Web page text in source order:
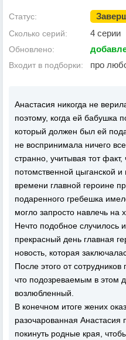
Статус:
Сколько серий: 4 серии
Обновлено:
Входит в подборки: про
Анастасия никогда не
поэтому, когда ей бабушка
который должен был ей
не воспринимала ничего
странно, учитывая тот
потомственной цыганской
времени главной героине
подаренного гребешка
могло запросто навлечь на
Нечто подобное случилось
прекрасный день главная
новость, которая
После этого от
что подозреваемым в этом
возлюбленный.
В конечном итоге жених
разочарованная
покинуть родные края,